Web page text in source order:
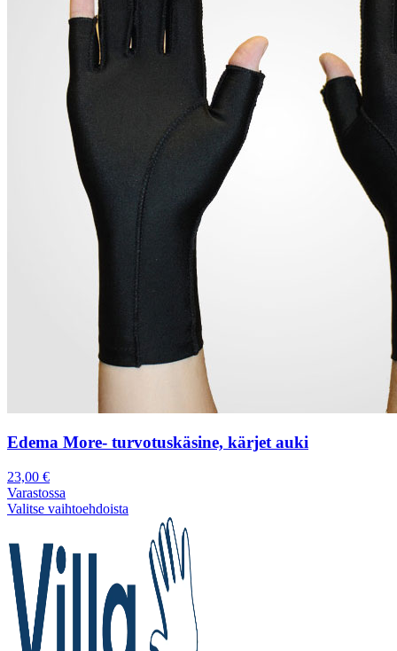
Edema More- turvotuskäsine, kärjet auki
23,00 €
Varastossa
Valitse vaihtoehdoista